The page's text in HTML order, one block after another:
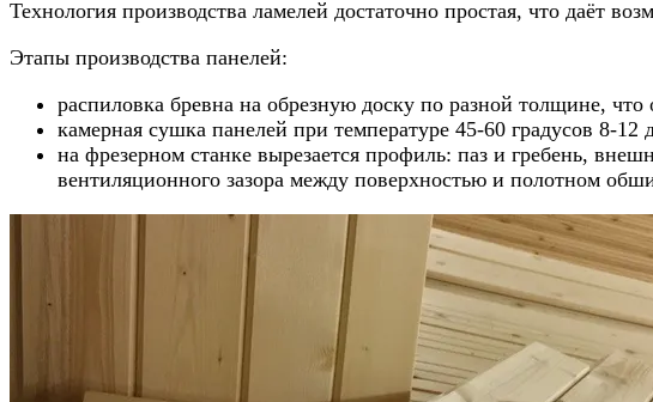
Технология производства ламелей достаточно простая, что даёт
Этапы производства панелей:
распиловка бревна на обрезную доску по разной толщине,
камерная сушка панелей при температуре 45-60 градусов 8-12
на фрезерном станке вырезается профиль: паз и гребень,
вентиляционного зазора между поверхностью и полотном